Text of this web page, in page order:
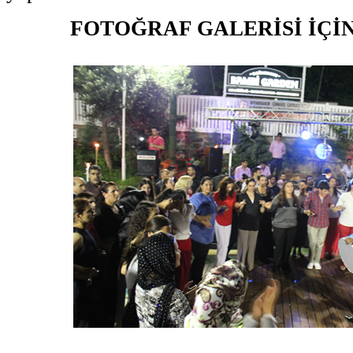
FOTOĞRAF GALERİSİ